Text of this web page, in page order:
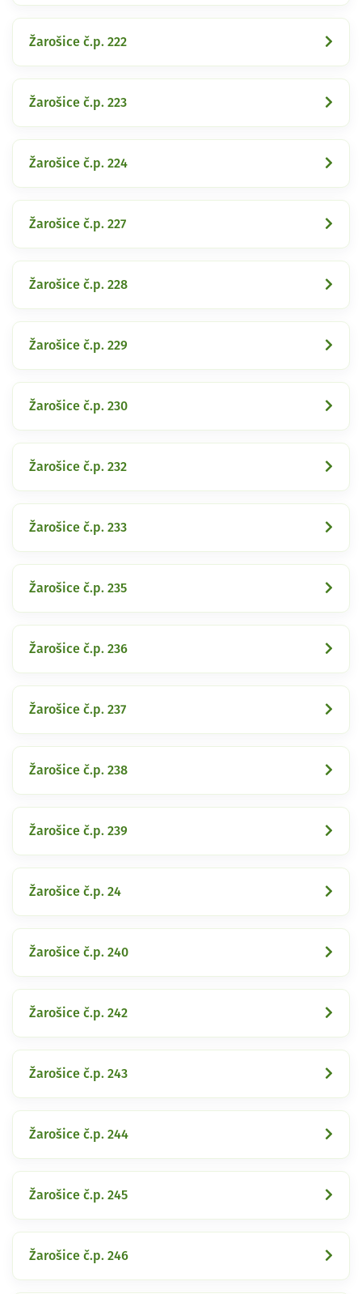
Žarošice č.p. 222
Žarošice č.p. 223
Žarošice č.p. 224
Žarošice č.p. 227
Žarošice č.p. 228
Žarošice č.p. 229
Žarošice č.p. 230
Žarošice č.p. 232
Žarošice č.p. 233
Žarošice č.p. 235
Žarošice č.p. 236
Žarošice č.p. 237
Žarošice č.p. 238
Žarošice č.p. 239
Žarošice č.p. 24
Žarošice č.p. 240
Žarošice č.p. 242
Žarošice č.p. 243
Žarošice č.p. 244
Žarošice č.p. 245
Žarošice č.p. 246